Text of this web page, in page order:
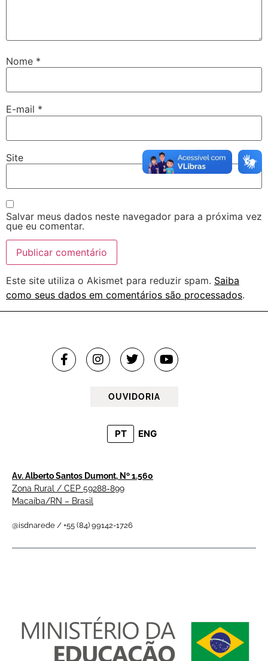
Nome *
E-mail *
Site
Salvar meus dados neste navegador para a próxima vez
que eu comentar.
Este site utiliza o Akismet para reduzir spam. Saiba
como seus dados em comentários são processados.
OUVIDORIA
PT ENG
Av. Alberto Santos Dumont, Nº 1.560
Zona Rural / CEP 59288-899
Macaíba/RN – Brasil
@isdnarede / +55 (84) 99142-1726